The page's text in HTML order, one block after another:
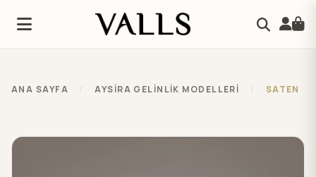
ANA SAYFA AYSIRA GELINLIK MODELLERI SATEN